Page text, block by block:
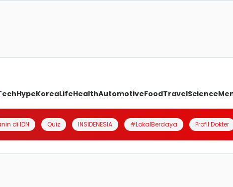
HypeKoreaLifeHealthAutomotiveFoodTravelScience
di IDN Quiz INSIDENESIA #LokalBerdaya Profil Dokter